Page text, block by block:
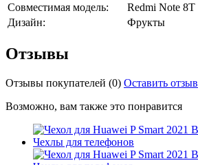
Совместимая модель:
Redmi Note 8T
Дизайн:
Фрукты
Отзывы
Отзывы покупателей (0) Оставить отзыв
Возможно, вам также это понравится